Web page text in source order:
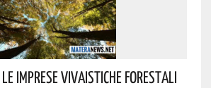
Imprese Vivaistiche Forestali